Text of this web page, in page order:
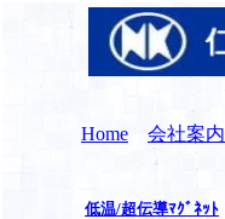
Home 会社案内
低温/超伝導ﾏｸﾞﾈｯﾄ